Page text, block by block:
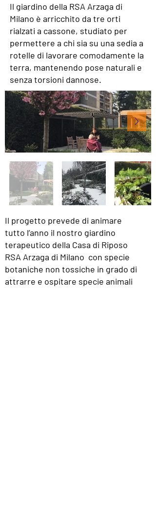
Il giardino della RSA Arzaga di
Milano è arricchito da tre orti
rialzati a cassone, studiato per
permettere a chi sia su una sedia a
rotelle di lavorare comodamente la
terra, mantenendo pose naturali e
senza torsioni dannose.
Il progetto prevede di animare
tutto l’anno il nostro giardino
terapeutico della Casa di Riposo
RSA Arzaga di Milano con specie
botaniche non tossiche in grado di
attrarre e ospitare specie animali